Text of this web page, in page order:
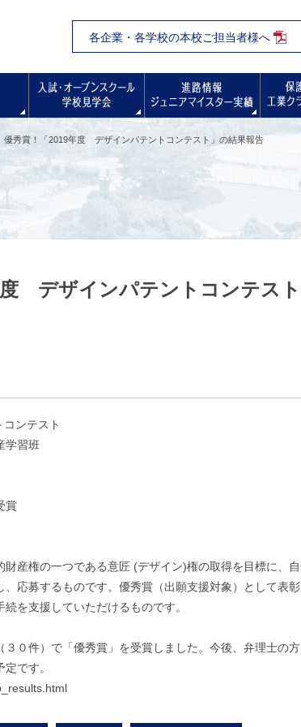
各企業・各学校の本校ご担当者様へ
学校生活 入試・オープンスクール進
優秀賞！「2019年度 デザインパテントコンテスト」の結果報告
度 デザインパテントコンテス
ンテスト
習班
賞
産権の一つである意匠 (デザイン)権の取得を目標に、
応募するものです。優秀賞（出願支援対象）として表
を支援していただけるものです。
０件）で「優秀賞」を受賞しました。今後、弁理士の
です。